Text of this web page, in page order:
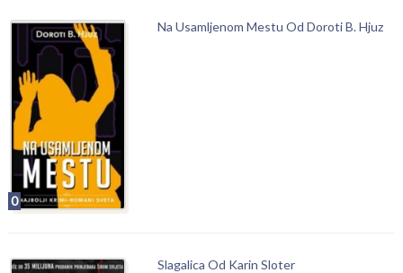
0
Na Usamljenom Mestu Od Doroti B. Hjuz
Slagalica Od Karin Sloter